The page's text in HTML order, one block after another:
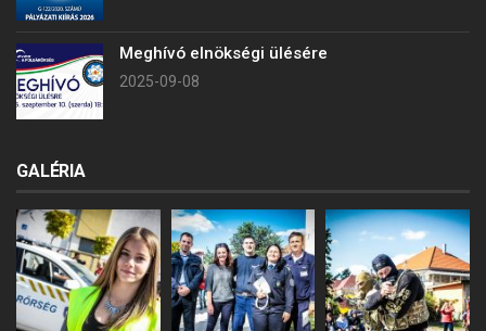
Meghívó elnökségi ülésére
2025-09-08
GALÉRIA